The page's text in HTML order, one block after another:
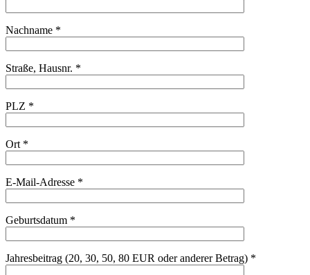
Nachname *
Straße, Hausnr. *
PLZ *
Ort *
E-Mail-Adresse *
Geburtsdatum *
Jahresbeitrag (20, 30, 50, 80 EUR oder anderer Betrag) *